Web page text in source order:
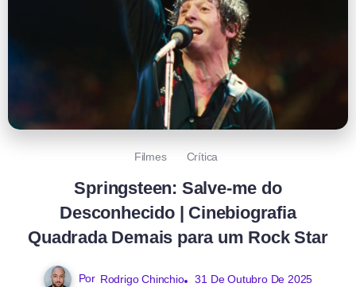
Filmes Crítica
Springsteen: Salve-me do
Desconhecido | Cinebiografia
Quadrada Demais para um Rock Star
Por Rodrigo Chinchio 31 De Outubro De 2025